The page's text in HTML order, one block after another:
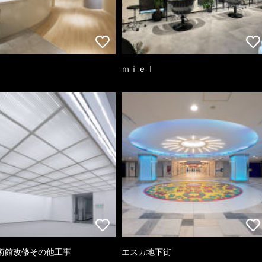
ｍｉｅｌ
館改修その他工事 エスカ地下街